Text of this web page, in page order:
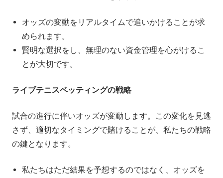
オッズの変動をリアルタイムで追いかけることが求
められます。
賢明な選択をし、無理のない資金管理を心がけるこ
とが大切です。
ライブテニスベッティングの戦略
試合の進行に伴いオッズが変動します。この変化を見逃
さず、適切なタイミングで賭けることが、私たちの戦略
の鍵となります。
私たちはただ結果を予想するのではなく、オッズを